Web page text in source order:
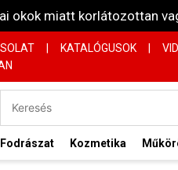
okok miatt korlátozottan
KATALÓGUSOK
Fodrászat Kozmetika